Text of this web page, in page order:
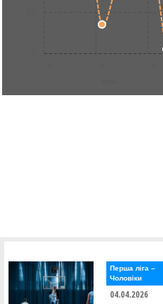
Перша лiга –
Чоловiки
04.04.2026